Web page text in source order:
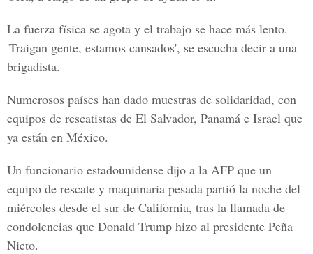
La fuerza física se agota y el trabajo se hace más lento.
'Traigan gente, estamos cansados', se escucha decir a una
brigadista.
Numerosos países han dado muestras de solidaridad, con
equipos de rescatistas de El Salvador, Panamá e Israel que
ya están en México.
Un funcionario estadounidense dijo a la AFP que un
equipo de rescate y maquinaria pesada partió la noche del
miércoles desde el sur de California, tras la llamada de
condolencias que Donald Trump hizo al presidente Peña
Nieto.